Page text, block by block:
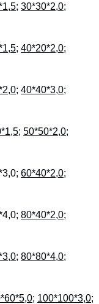
; 30*30*2,0;
; 40*20*2,0;
; 40*40*3,0;
; 50*50*2,0;
60*40*2,0;
80*40*2,0;
; 80*80*4,0;
; 100*100*3,0;